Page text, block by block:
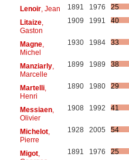
Lenoir, Jean 1891 1976
25
Litaize,
Gaston
1909 1991 40
Magne,
Michel
1930 1984 33
Manziarly,
Marcelle
1899 1989 38
Martelli,
Henri
1890 1980 29
Messiaen,
Olivier
1908 1992 41
Michelot,
Pierre
1928 2005 54
Migot,
1891 1976 25